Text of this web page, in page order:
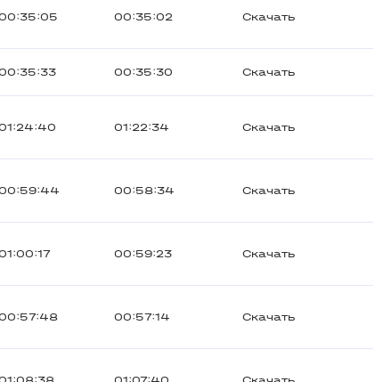
00:35:02 Скачать
00:35:30 Скачать
01:22:34 Скачать
00:58:34 Скачать
00:59:23 Скачать
00:57:14 Скачать